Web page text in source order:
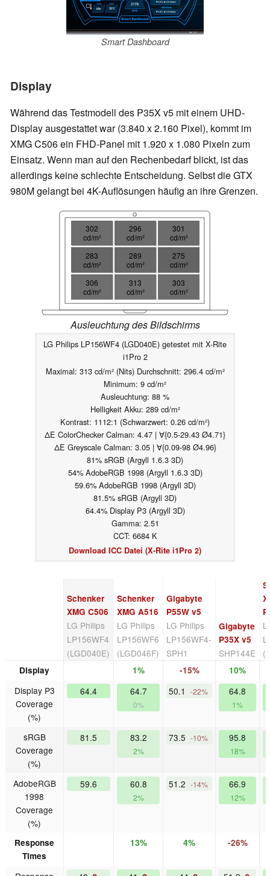
Smart Dashboard
Display
Während das Testmodell des P35X v5 mit einem UHD-
Display ausgestattet war (3.840 x 2.160 Pixel), kommt im
XMG C506 ein FHD-Panel mit 1.920 x 1.080 Pixeln zum
Einsatz. Wenn man auf den Rechenbedarf blickt, ist das
allerdings keine schlechte Entscheidung. Selbst die GTX
980M gelangt bei 4K-Auflösungen häufig an ihre Grenzen.
302
cd/m²
296
cd/m²
301
cd/m²
283
cd/m²
289
cd/m²
275
cd/m²
306
cd/m²
313
cd/m²
303
cd/m²
Ausleuchtung des Bildschirms
LG Philips LP156WF4 (LGD040E) getestet mit X-Rite
i1Pro 2
Maximal: 313 cd/m² (Nits) Durchschnitt: 296.4 cd/m²
Minimum: 9 cd/m²
Ausleuchtung: 88 %
Helligkeit Akku: 289 cd/m²
Kontrast: 1112:1 (Schwarzwert: 0.26 cd/m²)
ΔE ColorChecker Calman: 4.47 | ∀{0.5-29.43 Ø4.71}
ΔE Greyscale Calman: 3.05 | ∀{0.09-98 Ø4.96}
81% sRGB (Argyll 1.6.3 3D)
54% AdobeRGB 1998 (Argyll 1.6.3 3D)
59.6% AdobeRGB 1998 (Argyll 3D)
81.5% sRGB (Argyll 3D)
64.4% Display P3 (Argyll 3D)
Gamma: 2.51
CCT: 6684 K
Download ICC Datei (X-Rite i1Pro 2)
Schenker
XMG C506
LG Philips
LP156WF4
(LGD040E)
Schenker
XMG A516
LG Philips
LP156WF6
(LGD046F)
Gigabyte
P55W v5
LG Philips
LP156WF4-
SPH1
Gigabyte
P35X v5
SHP144E
Display 1% -15% 10%
Display P3
Coverage
(%)
64.4 64.7
0%
50.1 -22% 64.8
1%
sRGB
Coverage
(%)
81.5 83.2
2%
73.5 -10% 95.8
18%
AdobeRGB
1998
Coverage
(%)
59.6 60.8
2%
51.2 -14% 66.9
12%
Response
Times
13% 4% -26%